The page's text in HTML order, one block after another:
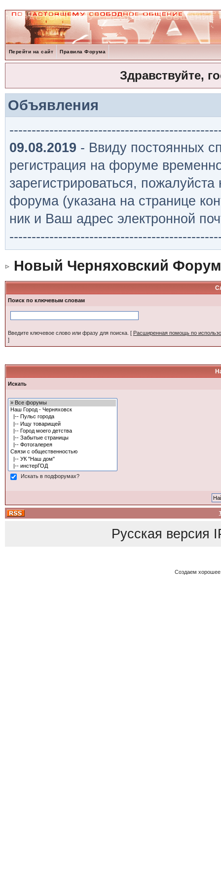
Перейти на сайт Правила Форума
Здравствуйте,
Объявления
09.08.2019 - Ввиду постоянных
регистрация на форуме
зарегистрироваться,
форума (указана на странице
ник и Ваш адрес электронной
Новый Черняховский Форум
Поиск по ключевым словам
Введите ключевое слово или фразу для поиска. [ Расширенная помощь по
]
Искать
Искать в подфорумах?
Русская версия
Создаем